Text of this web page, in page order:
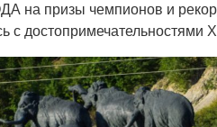
на призы чемпионов и
с достопримечательностями